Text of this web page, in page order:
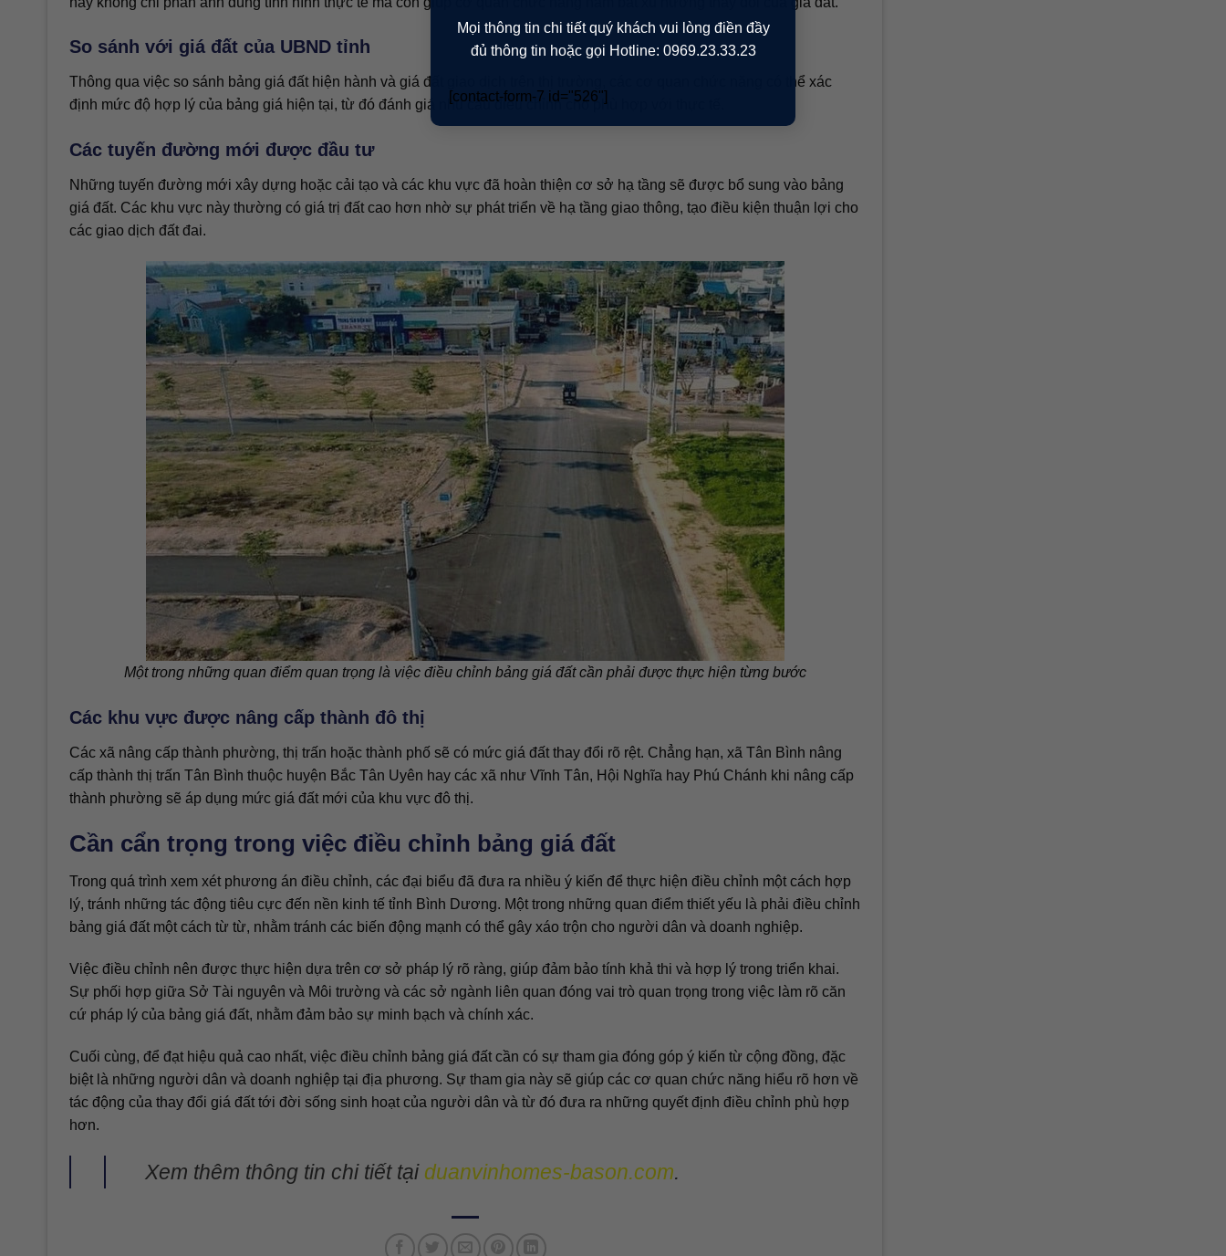
Mọi thông tin chi tiết quý khách vui lòng điền đầy
đủ thông tin hoặc gọi Hotline: 0969.23.33.23
[contact-form-7 id="526"]
So sánh với giá đất của UBND tỉnh
Thông qua việc so sánh bảng giá đất hiện hành và giá đất giao dịch trên thị trường, các cơ quan chức năng có thể xác
định mức độ hợp lý của bảng giá hiện tại, từ đó đánh giá nhu cầu điều chỉnh cho phù hợp với thực tế.
Các tuyến đường mới được đầu tư
Những tuyến đường mới xây dựng hoặc cải tạo và các khu vực đã hoàn thiện cơ sở hạ tầng sẽ được bổ sung vào bảng
giá đất. Các khu vực này thường có giá trị đất cao hơn nhờ sự phát triển về hạ tầng giao thông, tạo điều kiện thuận lợi cho
các giao dịch đất đai.
Một trong những quan điểm quan trọng là việc điều chỉnh bảng giá đất cần phải được thực hiện từng bước
Các khu vực được nâng cấp thành đô thị
Các xã nâng cấp thành phường, thị trấn hoặc thành phố sẽ có mức giá đất thay đổi rõ rệt. Chẳng hạn, xã Tân Bình nâng
cấp thành thị trấn Tân Bình thuộc huyện Bắc Tân Uyên hay các xã như Vĩnh Tân, Hội Nghĩa hay Phú Chánh khi nâng cấp
thành phường sẽ áp dụng mức giá đất mới của khu vực đô thị.
Cần cẩn trọng trong việc điều chỉnh bảng giá đất
Trong quá trình xem xét phương án điều chỉnh, các đại biểu đã đưa ra nhiều ý kiến để thực hiện điều chỉnh một cách hợp
lý, tránh những tác động tiêu cực đến nền kinh tế tỉnh Bình Dương. Một trong những quan điểm thiết yếu là phải điều chỉnh
bảng giá đất một cách từ từ, nhằm tránh các biến động mạnh có thể gây xáo trộn cho người dân và doanh nghiệp.
Việc điều chỉnh nên được thực hiện dựa trên cơ sở pháp lý rõ ràng, giúp đảm bảo tính khả thi và hợp lý trong triển khai.
Sự phối hợp giữa Sở Tài nguyên và Môi trường và các sở ngành liên quan đóng vai trò quan trọng trong việc làm rõ căn
cứ pháp lý của bảng giá đất, nhằm đảm bảo sự minh bạch và chính xác.
Cuối cùng, để đạt hiệu quả cao nhất, việc điều chỉnh bảng giá đất cần có sự tham gia đóng góp ý kiến từ cộng đồng, đặc
biệt là những người dân và doanh nghiệp tại địa phương. Sự tham gia này sẽ giúp các cơ quan chức năng hiểu rõ hơn về
tác động của thay đổi giá đất tới đời sống sinh hoạt của người dân và từ đó đưa ra những quyết định điều chỉnh phù hợp
hơn.
Xem thêm thông tin chi tiết tại duanvinhomes-bason.com.